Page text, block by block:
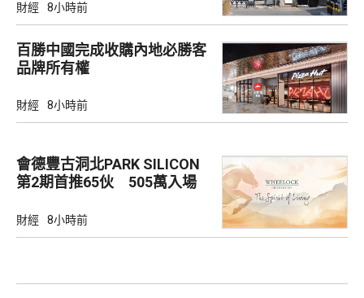
財經 8小時前
百勝中國完成收購內地必勝客
品牌所有權
財經 8小時前
會德豐古洞北PARK SILICON
第2期首推65伙 505萬入場
財經 8小時前